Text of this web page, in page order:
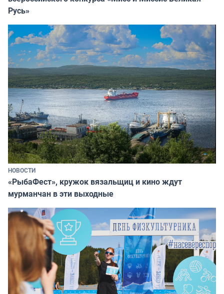
Русь»
НОВОСТИ
«РыбаФест», кружок вязальщиц и кино ждут
мурманчан в эти выходные